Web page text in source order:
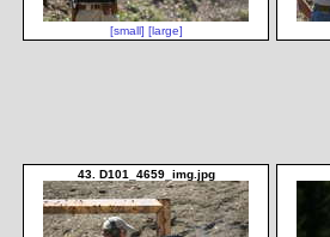
[small] [large]
43. D101_4659_img.jpg